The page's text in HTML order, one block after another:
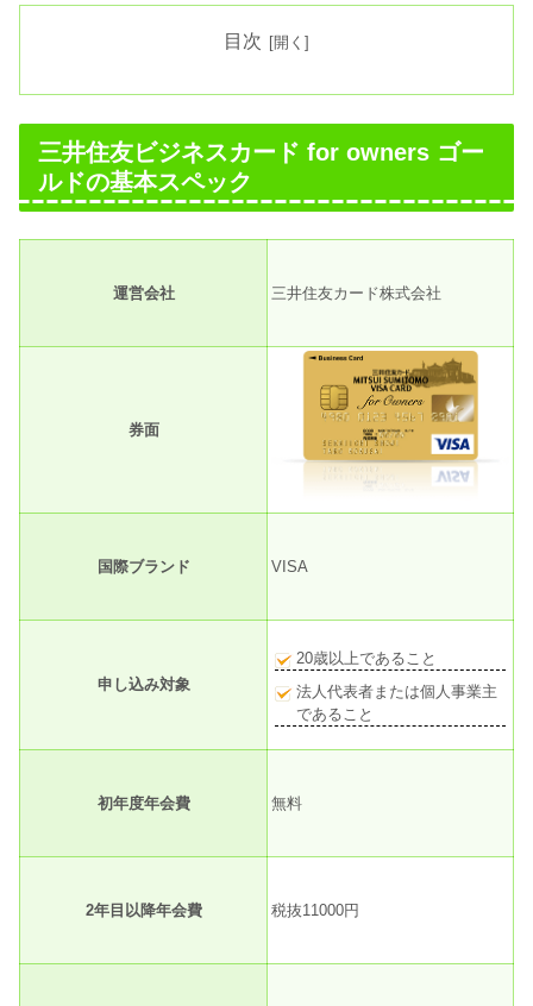
目次
三井住友ビジネスカード for owners ゴー
ルドの基本スペック
運営会社 三井住友カード株式会社
券面
国際ブランド VISA
申し込み対象
20歳以上であること
法人代表者または個人事業主
であること
初年度年会費 無料
2年目以降年会費 税抜11000円